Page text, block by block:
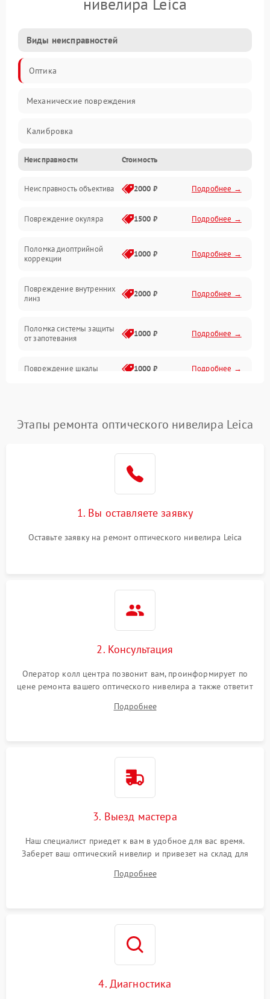
Виды неисправностей
Оптика
Механические повреждения
Калибровка
Механика
Электропитание
Электроника
Аксессуары
Неисправности Стоимость
Неисправность объектива 2000 ₽ Подробнее →
Повреждение окуляра 1500 ₽ Подробнее →
Поломка диоптрийной
коррекции
1000 ₽ Подробнее →
Повреждение внутренних
линз
2000 ₽ Подробнее →
Поломка системы защиты
от запотевания
1000 ₽ Подробнее →
Повреждение шкалы 1000 ₽ Подробнее →
Запотевание линз 3000 ₽ Подробнее →
Искажение изображения 2000 ₽
Этапы ремонта оптического нивелира Leica
1. Вы оставляете заявку
Оставьте заявку на ремонт оптического нивелира Leica
2. Консультация
Оператор колл центра позвонит вам, проинформирует по
цене ремонта вашего оптического нивелира а также ответит
Подробнее
3. Выезд мастера
Наш специалист приедет к вам в удобное для вас время.
Заберет ваш оптический нивелир и привезет на склад для
Подробнее
4. Диагностика